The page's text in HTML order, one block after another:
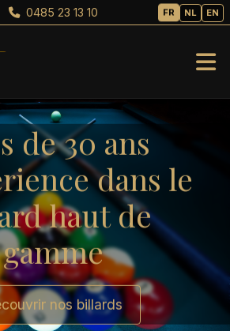
0485 23 13 10 FR NL EN
de 30 ans
dans le
haut de
gamme
nos billards